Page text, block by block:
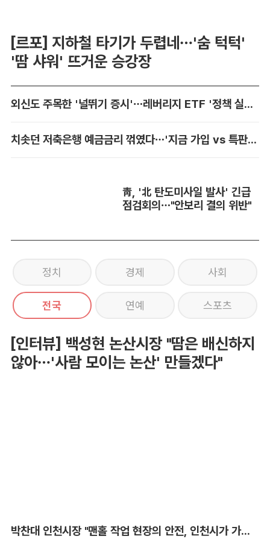
[르포] 지하철 타기가 두렵네…'숨 턱턱'
'땀 샤워' 뜨거운 승강장
외신도 주목한 '널뛰기 증시'…레버리지 ETF '정책 실패' 책임론 공방
치솟던 저축은행 예금금리 꺾였다…'지금 가입 vs 특판 대기' 셈법 복잡
靑, '北 탄도미사일 발사' 긴급
점검회의…"안보리 결의 위반"
정치 경제 사회
전국 연예 스포츠
[인터뷰] 백성현 논산시장 "땀은 배신하지
않아…'사람 모이는 논산' 만들겠다"
박찬대 인천시장 "맨홀 작업 현장의 안전, 인천시가 가장 앞장서겠다"